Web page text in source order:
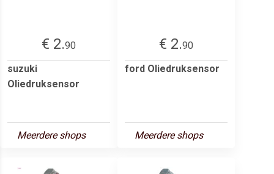
€ 2.90
suzuki
Oliedruksensor
Meerdere shops
€ 2.90
ford Oliedruksensor
Meerdere shops